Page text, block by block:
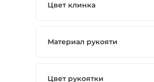
Цвет клинка
Материал рукояти
Цвет рукоятки